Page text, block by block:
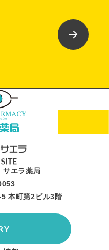
サエラ薬局
本町第2ビル3階